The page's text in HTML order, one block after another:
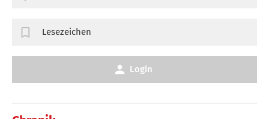
Lesezeichen
Login